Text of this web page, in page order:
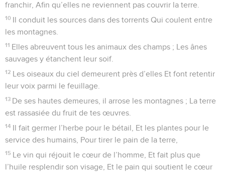
franchir, Afin qu’elles ne reviennent pas couvrir la terre.
10 Il conduit les sources dans des torrents Qui coulent entre
les montagnes.
11 Elles abreuvent tous les animaux des champs ; Les ânes
sauvages y étanchent leur soif.
12 Les oiseaux du ciel demeurent près d’elles Et font retentir
leur voix parmi le feuillage.
13 De ses hautes demeures, il arrose les montagnes ; La terre
est rassasiée du fruit de tes œuvres.
14 Il fait germer l’herbe pour le bétail, Et les plantes pour le
service des humains, Pour tirer le pain de la terre,
15 Le vin qui réjouit le cœur de l’homme, Et fait plus que
l’huile resplendir son visage, Et le pain qui soutient le cœur